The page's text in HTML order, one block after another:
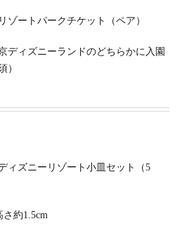
ゾートパークチケット（ペア）
ディズニーランドのどちらかに入園
）
ィズニーリゾート小皿セット（5
約1.5cm